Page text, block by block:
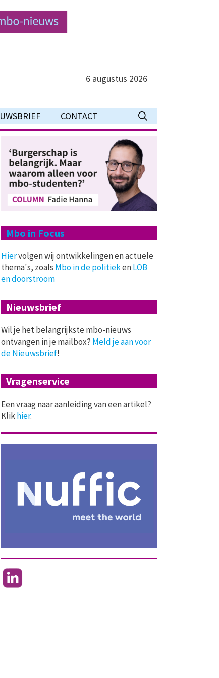
6 augustus 2026
CONTACT
Mbo in Focus
Hiervolgen wij ontwikkelingen en actuele
thema's, zoals Mbo in de politiekenLOB
en doorstroom
Nieuwsbrief
Wil je het belangrijkste mbo-nieuws
ontvangen in je mailbox? Meld je aan voor
de Nieuwsbrief!
Vragenservice
Een vraag naar aanleiding van een artikel?
Klikhier.